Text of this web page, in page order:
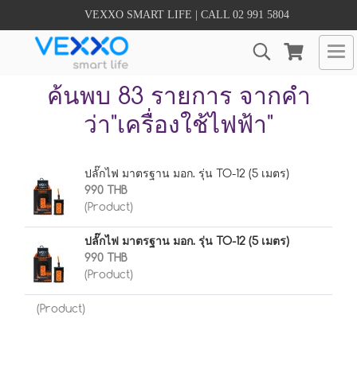
VEXXO SMART LIFE | CALL 02 991 5804
ค้นพบ 83 รายการ จากคำ
ว่า"เครื่องใช้ไฟฟ้า"
ปลั๊กไฟ มาตรฐาน มอก. รุ่น TO-12 (5 เมตร)
990 THB
(Product)
ปลั๊กไฟ มาตรฐาน มอก. รุ่น TO-12 (5 เมตร)
990 THB
(Product)
(Product)